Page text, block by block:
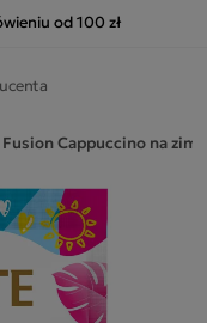
od 100 zł
Cappuccino na